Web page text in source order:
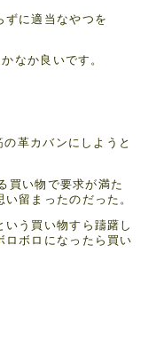
ずに適当なやつを
なか良いです。
革カバンにしようと
買い物で要求が満た
留まったのだった。
う買い物すら躊躇し
ボロになったら買い